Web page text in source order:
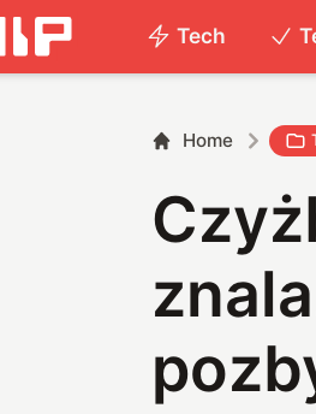
Tech
Home